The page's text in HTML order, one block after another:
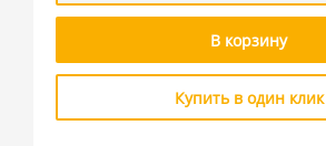
В корзину
Купить в один клик